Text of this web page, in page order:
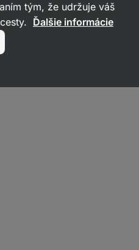
tým, že udržuje váš
Ďalšie informácie